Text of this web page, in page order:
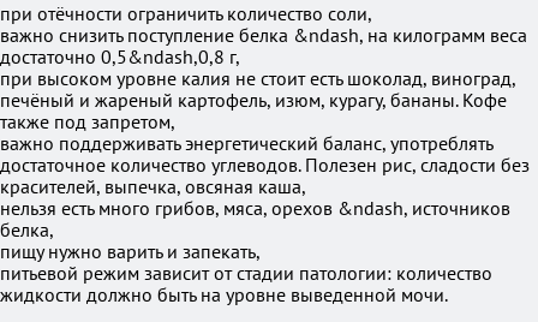
при отёчности ограничить количество соли,
важно снизить поступление белка &ndash, на килограмм веса
достаточно 0,5&ndash,0,8 г,
при высоком уровне калия не стоит есть шоколад, виноград,
печёный и жареный картофель, изюм, курагу, бананы. Кофе
также под запретом,
важно поддерживать энергетический баланс, употреблять
достаточное количество углеводов. Полезен рис, сладости без
красителей, выпечка, овсяная каша,
нельзя есть много грибов, мяса, орехов &ndash, источников
белка,
пищу нужно варить и запекать,
питьевой режим зависит от стадии патологии: количество
жидкости должно быть на уровне выведенной мочи.